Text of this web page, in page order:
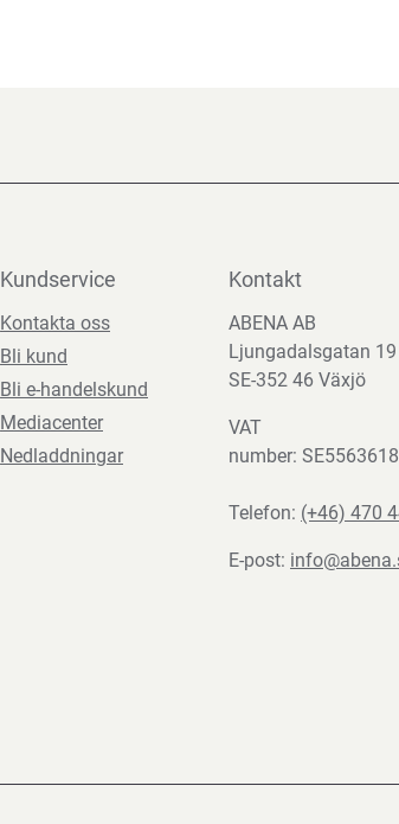
Kundservice
Kontakta oss
Bli kund
Bli e-handelskund
Mediacenter
Nedladdningar
Kontakt
ABENA AB
Ljungadalsgatan 19
SE-352 46 Växjö
VAT
number:
Telefon: (+46) 470
E-post: